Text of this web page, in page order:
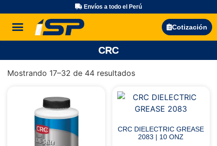
Envíos a todo el Perú
Cotización
CRC
Mostrando 17–32 de 44 resultados
CRC DIELECTRIC GREASE
2083 | 10 ONZ